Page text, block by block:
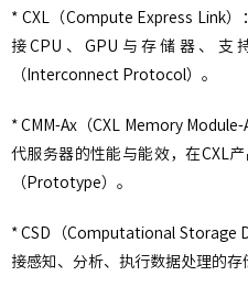
* CXL（Compute Express Link
接CPU、GPU与存储器、支
（Interconnect Protocol）。
* CMM-Ax（CXL Memory
代服务器的性能与能效，在CXL
（Prototype）。
* CSD（Computational Storage
接感知、分析、执行数据处理的存